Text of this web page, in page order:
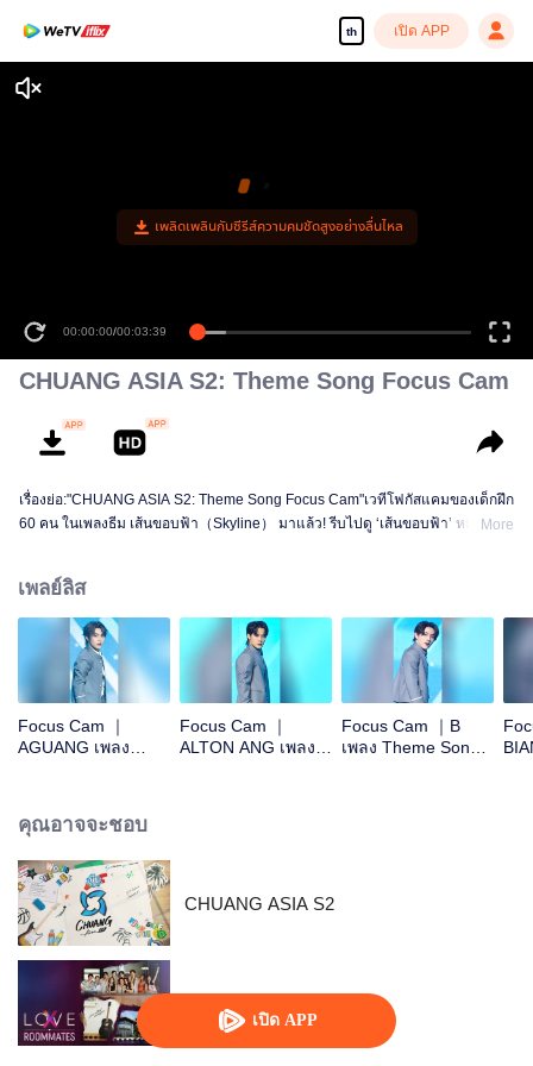
th เปิด APP
เปิด APP
เพลิดเพลินกับซีรีส์ความคมชัดสูงอย่างลื่นไหล
00:00:00/00:03:39
CHUANG ASIA S2: Theme Song Focus Cam
เรื่องย่อ:"CHUANG ASIA S2: Theme Song Focus Cam"เวทีโฟกัสแคมของเด็กฝึก
60 คน ในเพลงธีม เส้นขอบฟ้า（Skyline） มาแล้ว! รีบไปดู ‘เส้นขอบฟ้า’ หมื่นแบบ
More
เพลย์ลิส
Focus Cam ｜
AGUANG เพลง
Focus Cam ｜
ALTON ANG เพลง
Focus Cam ｜B
เพลง Theme Song
คุณอาจจะชอบ
CHUANG ASIA S2